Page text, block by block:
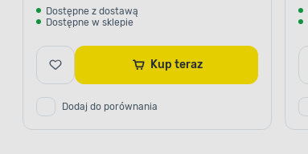
Dostępne z dostawą
Dostępne w sklepie
Kup teraz
Dodaj do porównania